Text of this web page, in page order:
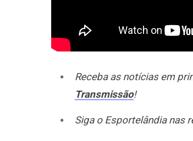
Receba as notícias em
Transmissão!
Siga o Esportelândia nas